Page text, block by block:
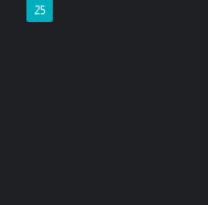
25